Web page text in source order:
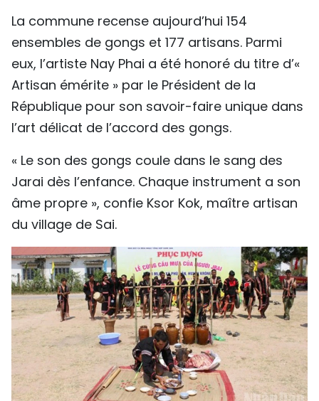
La commune recense aujourd’hui 154
ensembles de gongs et 177 artisans. Parmi
eux, l’artiste Nay Phai a été honoré du titre d’«
Artisan émérite » par le Président de la
République pour son savoir-faire unique dans
l’art délicat de l’accord des gongs.
« Le son des gongs coule dans le sang des
Jarai dès l’enfance. Chaque instrument a son
âme propre », confie Ksor Kok, maître artisan
du village de Sai.